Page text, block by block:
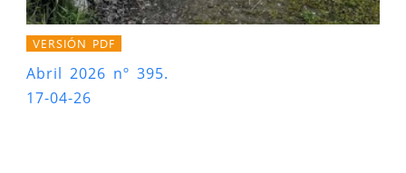
VERSIÓN PDF
Abril 2026 nº 395.
17-04-26